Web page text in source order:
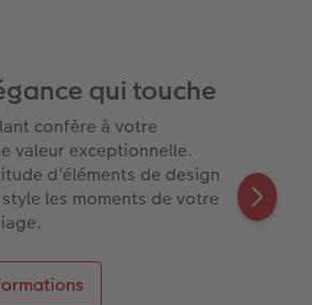
qui touche
confère à votre
valeur exceptionnelle.
d’éléments de design
les moments de votre